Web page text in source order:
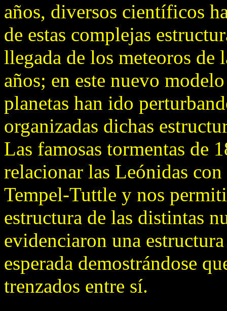
años, diversos científicos
de estas complejas
llegada de los meteoros
años; en este nuevo
planetas han ido
organizadas dichas
Las famosas tormentas de
relacionar las Leónidas
Tempel-Tuttle y nos
estructura de las distintas
evidenciaron una
esperada demostrándose
trenzados entre sí.